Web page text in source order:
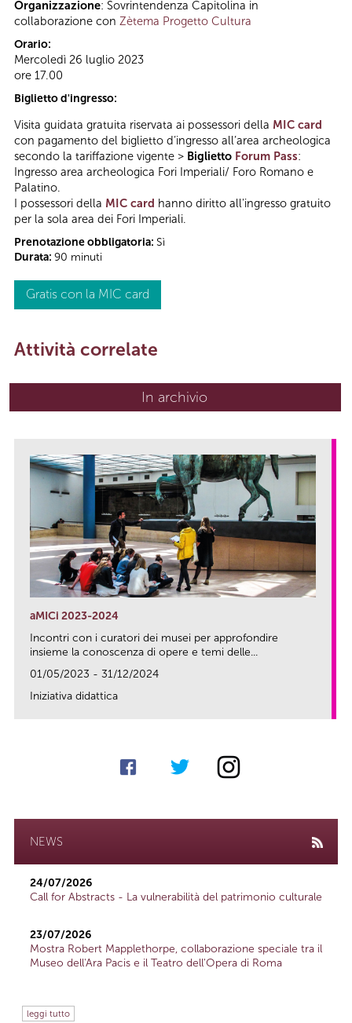
Organizzazione: Sovrintendenza Capitolina in
collaborazione con Zètema Progetto Cultura
Orario:
Mercoledì 26 luglio 2023
ore 17.00
Biglietto d'ingresso:
Visita guidata gratuita riservata ai possessori della MIC card
con pagamento del biglietto d’ingresso all’area archeologica
secondo la tariffazione vigente > Biglietto Forum Pass:
Ingresso area archeologica Fori Imperiali/ Foro Romano e
Palatino.
I possessori della MIC card hanno diritto all'ingresso gratuito
per la sola area dei Fori Imperiali.
Prenotazione obbligatoria: Sì
Durata: 90 minuti
Gratis con la MIC card
Attività correlate
In archivio
aMICi 2023-2024
Incontri con i curatori dei musei per approfondire
insieme la conoscenza di opere e temi delle...
01/05/2023 - 31/12/2024
Iniziativa didattica
NEWS
24/07/2026
Call for Abstracts - La vulnerabilità del patrimonio culturale
23/07/2026
Mostra Robert Mapplethorpe, collaborazione speciale tra il
Museo dell'Ara Pacis e il Teatro dell'Opera di Roma
leggi tutto